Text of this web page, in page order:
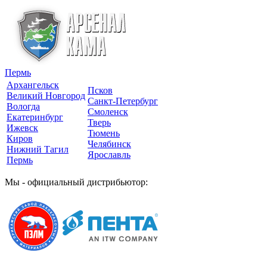
Пермь
Архангельск
Великий Новгород
Вологда
Екатеринбург
Ижевск
Киров
Нижний Тагил
Пермь
Псков
Санкт-Петербург
Смоленск
Тверь
Тюмень
Челябинск
Ярославль
Мы - официальный дистрибьютор: